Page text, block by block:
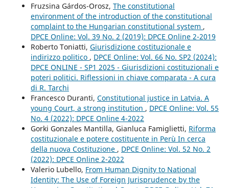
Fruzsina Gárdos-Orosz, The constitutional
environment of the introduction of the constitutional
complaint to the Hungarian constitutional system ,
DPCE Online: Vol. 39 No. 2 (2019): DPCE Online 2-2019
Roberto Toniatti, Giurisdizione costituzionale e
indirizzo politico , DPCE Online: Vol. 66 No. SP2 (2024):
DPCE ONLINE - SP1 2025 - Giurisdizioni costituzionali e
poteri politici. Riflessioni in chiave comparata - A cura
di R. Tarchi
Francesco Duranti, Constitutional justice in Latvia. A
young Court, a strong institution , DPCE Online: Vol. 55
No. 4 (2022): DPCE Online 4-2022
Gorki Gonzales Mantilla, Gianluca Famiglietti, Riforma
costituzionale e potere costituente in Perù In cerca
della nuova Costituzione , DPCE Online: Vol. 52 No. 2
(2022): DPCE Online 2-2022
Valerio Lubello, From Human Dignity to National
Identity: The Use of Foreign Jurisprudence by the